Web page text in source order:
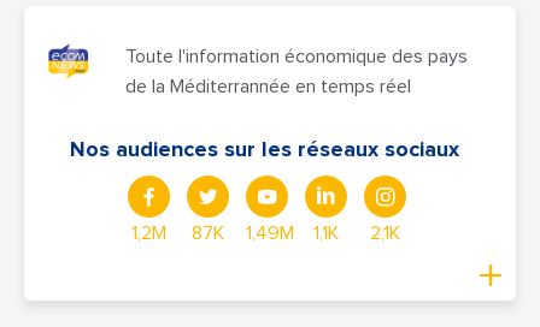
Toute l'information économique des pays
de la Méditerrannée en temps réel
Nos audiences sur les réseaux sociaux
1,2M 87K 1,49M 1,1K 2,1K